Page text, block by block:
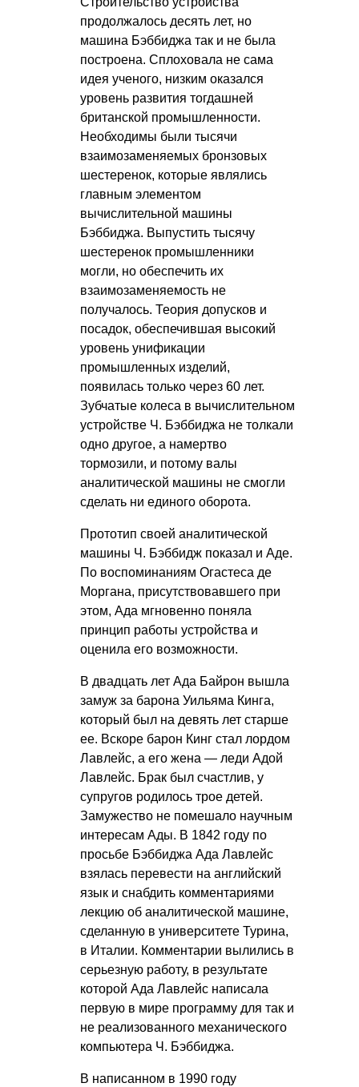
продолжалось десять лет, но
машина Бэббиджа так и не была
построена. Сплоховала не сама
идея ученого, низким оказался
уровень развития тогдашней
британской промышленности.
Необходимы были тысячи
взаимозаменяемых бронзовых
шестеренок, которые являлись
главным элементом
вычислительной машины
Бэббиджа. Выпустить тысячу
шестеренок промышленники
могли, но обеспечить их
взаимозаменяемость не
получалось. Теория допусков и
посадок, обеспечившая высокий
уровень унификации
промышленных изделий,
появилась только через 60 лет.
Зубчатые колеса в вычислительном
устройстве Ч. Бэббиджа не толкали
одно другое, а намертво
тормозили, и потому валы
аналитической машины не смогли
сделать ни единого оборота.
Прототип своей аналитической
машины Ч. Бэббидж показал и Аде.
По воспоминаниям Огастеса де
Моргана, присутствовавшего при
этом, Ада мгновенно поняла
принцип работы устройства и
оценила его возможности.
В двадцать лет Ада Байрон вышла
замуж за барона Уильяма Кинга,
который был на девять лет старше
ее. Вскоре барон Кинг стал лордом
Лавлейс, а его жена — леди Адой
Лавлейс. Брак был счастлив, у
супругов родилось трое детей.
Замужество не помешало научным
интересам Ады. В 1842 году по
просьбе Бэббиджа Ада Лавлейс
взялась перевести на английский
язык и снабдить комментариями
лекцию об аналитической машине,
сделанную в университете Турина,
в Италии. Комментарии вылились в
серьезную работу, в результате
которой Ада Лавлейс написала
первую в мире программу для так и
не реализованного механического
компьютера Ч. Бэббиджа.
В написанном в 1990 году